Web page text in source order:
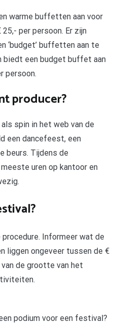
warme buffetten aan voor
per persoon. Er zijn
‘budget’ buffetten aan te
biedt een budget buffet aan
persoon.
producer?
spin in het web van de
een dancefeest, een
beurs. Tijdens de
uren op kantoor en
Informeer wat de
liggen ongeveer tussen de €
de grootte van het
podium voor een festival?